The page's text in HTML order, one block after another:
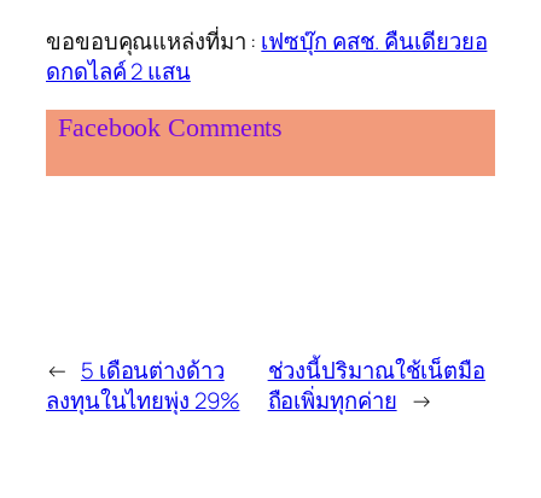
ขอขอบคุณแหล่งที่มา : เฟซบุ๊ก คสช. คืนเดียวยอ
ดกดไลค์ 2 แสน
Facebook Comments
← 5 เดือนต่างด้าว
ลงทุนในไทยพุ่ง 29%
ช่วงนี้ปริมาณใช้เน็ตมือ
ถือเพิ่มทุกค่าย →